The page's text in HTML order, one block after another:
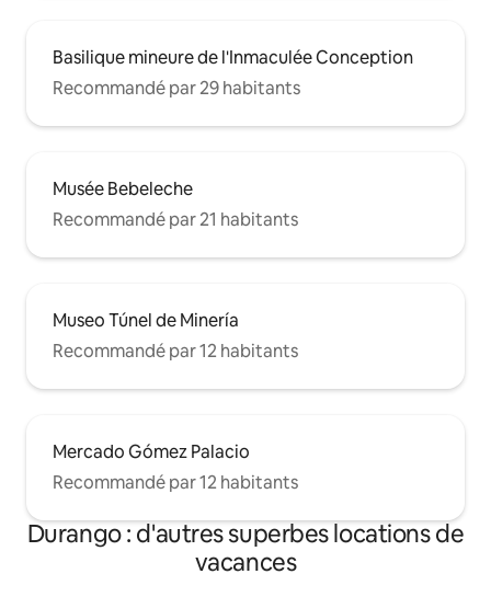
Basilique mineure de l'Inmaculée Conception
Recommandé par 29 habitants
Musée Bebeleche
Recommandé par 21 habitants
Museo Túnel de Minería
Recommandé par 12 habitants
Mercado Gómez Palacio
Recommandé par 12 habitants
Durango : d'autres superbes locations de
vacances